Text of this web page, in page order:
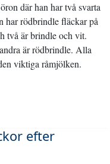
där han har två svarta
har rödbrindle fläckar på
två är brindle och vit.
är rödbrindle. Alla
viktiga råmjölken.
efter